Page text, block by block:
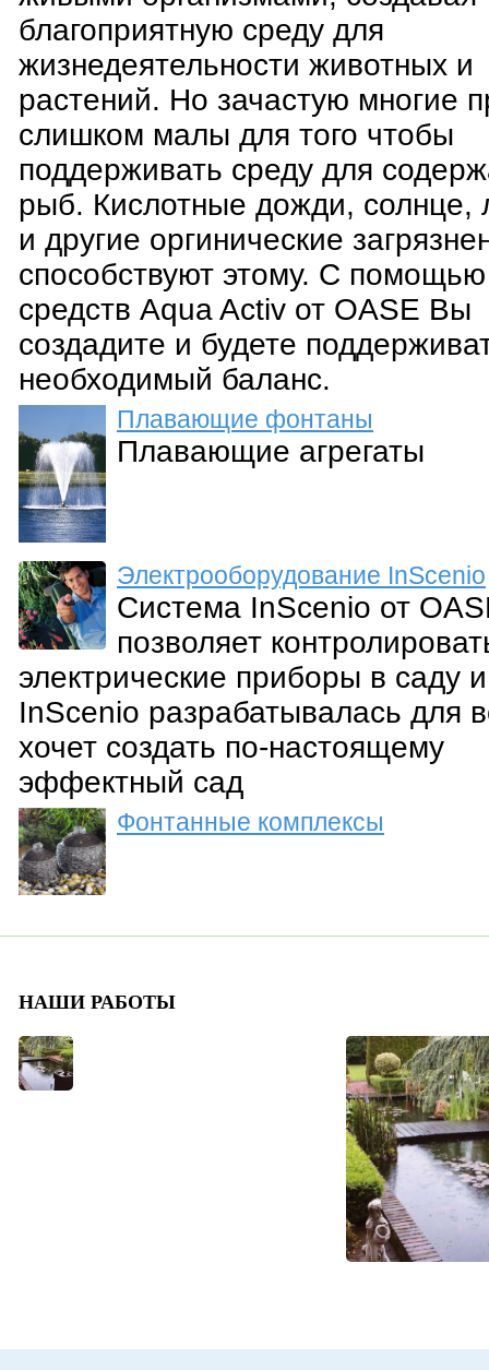
благоприятную среду для
жизнедеятельности животных и
растений. Но зачастую многие
слишком малы для того чтобы
поддерживать среду для
рыб. Кислотные дожди, солнце,
и другие оргинические
способствуют этому. С
средств Aqua Activ от OASE Вы
создадите и будете
необходимый баланс.
Плавающие фонтаны
Плавающие агрегаты
Электрооборудование InScenio
Система InScenio от
позволяет
электрические приборы в саду
InScenio разрабатывалась для
хочет создать по-настоящему
эффектный сад
Фонтанные комплексы
НАШИ РАБОТЫ